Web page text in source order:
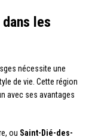
les
nécessite une
de vie. Cette région
avec ses avantages
ou Saint-Dié-des-